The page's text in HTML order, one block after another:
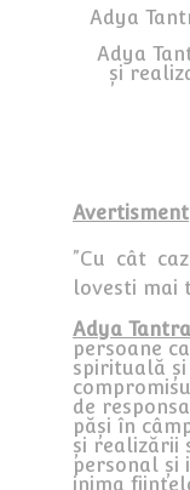
Adya
Adya
și
Avertisment
”Cu cât
lovesti mai
Adya Tantra
persoane
spirituală și
de
păși în
și realizării
personal și
inima